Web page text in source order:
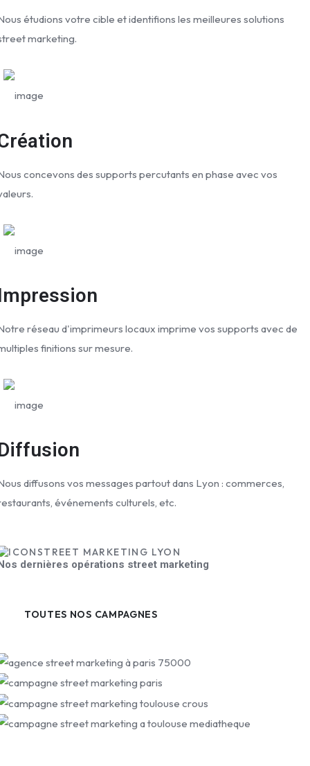
étudions votre cible et identifions les meilleures solutions
marketing.
concevons des supports percutants en phase avec vos
réseau d'imprimeurs locaux imprime vos supports avec de
finitions sur mesure.
diffusons vos messages partout dans Lyon : commerces,
événements culturels, etc.
STREET MARKETING LYON
dernières opérations street marketing
TOUTES NOS CAMPAGNES